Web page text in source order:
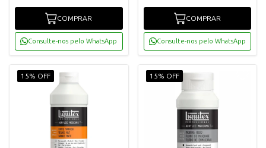
COMPRAR
Consulte-nos pelo WhatsApp
COMPRAR
Consulte-nos pelo WhatsApp
15% OFF 15% OFF